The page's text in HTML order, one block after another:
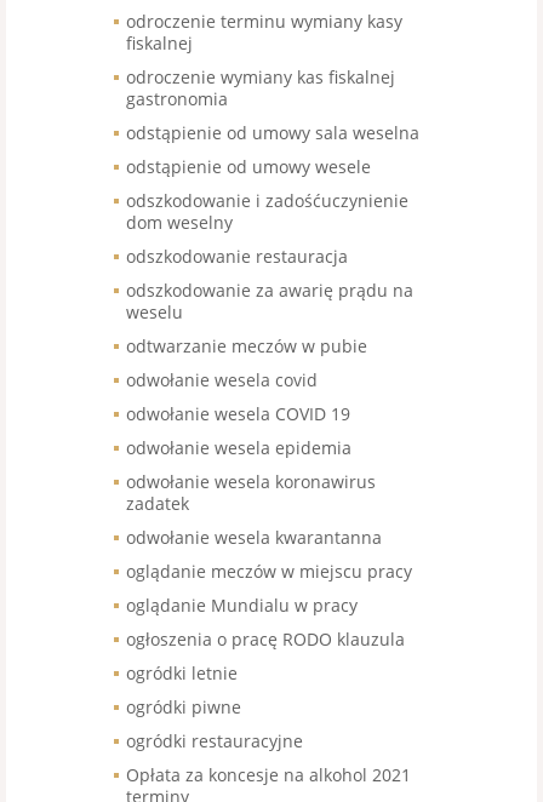
odroczenie terminu wymiany kasy
fiskalnej
odroczenie wymiany kas fiskalnej
gastronomia
odstąpienie od umowy sala weselna
odstąpienie od umowy wesele
odszkodowanie i zadośćuczynienie
dom weselny
odszkodowanie restauracja
odszkodowanie za awarię prądu na
weselu
odtwarzanie meczów w pubie
odwołanie wesela covid
odwołanie wesela COVID 19
odwołanie wesela epidemia
odwołanie wesela koronawirus
zadatek
odwołanie wesela kwarantanna
oglądanie meczów w miejscu pracy
oglądanie Mundialu w pracy
ogłoszenia o pracę RODO klauzula
ogródki letnie
ogródki piwne
ogródki restauracyjne
Opłata za koncesje na alkohol 2021
terminy